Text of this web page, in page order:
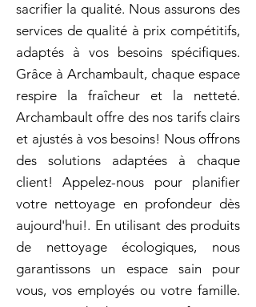
sacrifier la qualité. Nous assurons des
services de qualité à prix compétitifs,
adaptés à vos besoins spécifiques.
Grâce à Archambault, chaque espace
respire la fraîcheur et la netteté.
Archambault offre des nos tarifs clairs
et ajustés à vos besoins! Nous offrons
des solutions adaptées à chaque
client! Appelez-nous pour planifier
votre nettoyage en profondeur dès
aujourd'hui!. En utilisant des produits
de nettoyage écologiques, nous
garantissons un espace sain pour
vous, vos employés ou votre famille.